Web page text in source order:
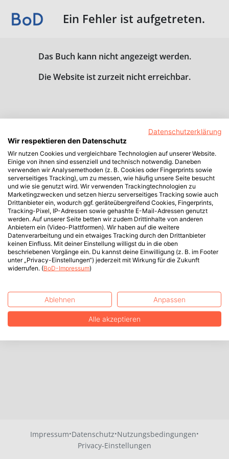
Ein Fehler ist aufgetreten.
Das Buch kann nicht angezeigt werden.
Die Website ist zurzeit nicht erreichbar.
Impressum·Datenschutz·Nutzungsbedingungen·
Privacy-Einstellungen
Datenschutzerklärung
Wir respektieren den Datenschutz
Wir nutzen Cookies und vergleichbare Technologien auf unserer Website.
Einige von ihnen sind essenziell und technisch notwendig. Daneben
verwenden wir Analysemethoden (z. B. Cookies oder Fingerprints sowie
serverseitiges Tracking), um zu messen, wie häufig unsere Seite besucht
und wie sie genutzt wird. Wir verwenden Trackingtechnologien zu
Marketingzwecken und setzen hierzu serverseitiges Tracking sowie auch
Drittanbieter ein, wodurch ggf. geräteübergreifend Cookies, Fingerprints,
Tracking-Pixel, IP-Adressen sowie gehashte E-Mail-Adressen genutzt
werden. Auf unserer Seite betten wir zudem Drittinhalte von anderen
Anbietern ein (Video-Plattformen). Wir haben auf die weitere
Datenverarbeitung und ein etwaiges Tracking durch den Drittanbieter
keinen Einfluss. Mit deiner Einstellung willigst du in die oben
beschriebenen Vorgänge ein. Du kannst deine Einwilligung (z. B. im Footer
unter „Privacy-Einstellungen“) jederzeit mit Wirkung für die Zukunft
widerrufen. (BoD-Impressum)
Ablehnen Anpassen
Alle akzeptieren